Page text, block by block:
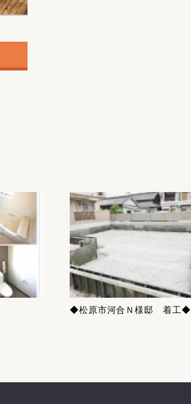
◆松原市河合Ｎ様邸 着工◆